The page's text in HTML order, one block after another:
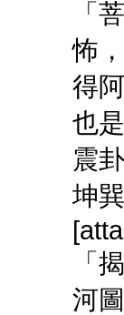
「
怖
得
也
震
坤
「
河